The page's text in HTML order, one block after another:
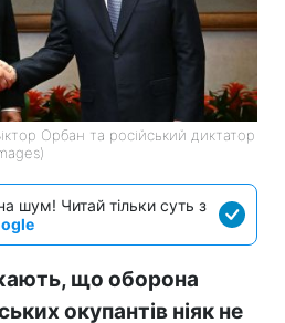
Орбан та російський диктатор
шум! Читай тільки суть з
що оборона
окупантів ніяк не